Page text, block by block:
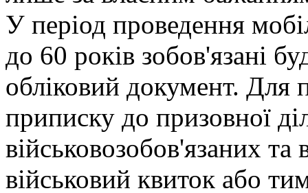
У період проведення
до 60 років зобов'язані
обліковий документ. Для
приписку до призовної
військовозобов'язаних та
військовий квиток або